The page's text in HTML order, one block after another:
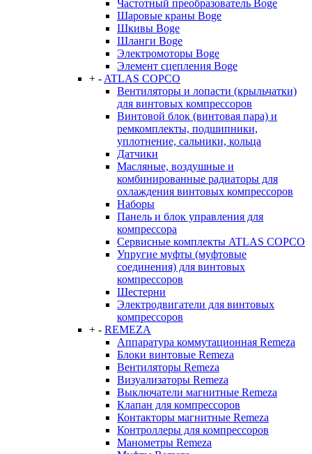
Частотный преобразователь Boge
Шаровые краны Boge
Шкивы Boge
Шланги Boge
Электромоторы Boge
Элемент сцепления Boge
+ - ATLAS COPCO
Вентиляторы и лопасти (крыльчатки)
для винтовых компрессоров
Винтовой блок (винтовая пара) и
ремкомплекты, подшипники,
уплотнение, сальники, кольца
Датчики
Масляные, воздушные и
комбинированные радиаторы для
охлаждения винтовых компрессоров
Наборы
Панель и блок управления для
компрессора
Сервисные комплекты ATLAS COPCO
Упругие муфты (муфтовые
соединения) для винтовых
компрессоров
Шестерни
Электродвигатели для винтовых
компрессоров
+ - REMEZA
Аппаратура коммутационная Remeza
Блоки винтовые Remeza
Вентиляторы Remeza
Визуализаторы Remeza
Выключатели магнитные Remeza
Клапан для компрессоров
Контакторы магнитные Remeza
Контроллеры для компрессоров
Манометры Remeza